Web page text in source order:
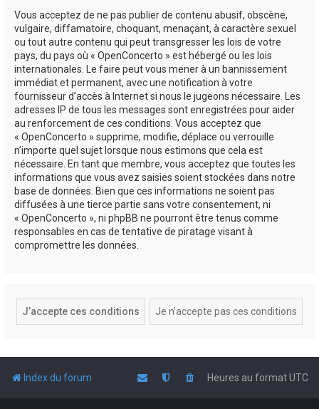
Vous acceptez de ne pas publier de contenu abusif, obscène,
vulgaire, diffamatoire, choquant, menaçant, à caractère sexuel
ou tout autre contenu qui peut transgresser les lois de votre
pays, du pays où « OpenConcerto » est hébergé ou les lois
internationales. Le faire peut vous mener à un bannissement
immédiat et permanent, avec une notification à votre
fournisseur d’accès à Internet si nous le jugeons nécessaire. Les
adresses IP de tous les messages sont enregistrées pour aider
au renforcement de ces conditions. Vous acceptez que
« OpenConcerto » supprime, modifie, déplace ou verrouille
n’importe quel sujet lorsque nous estimons que cela est
nécessaire. En tant que membre, vous acceptez que toutes les
informations que vous avez saisies soient stockées dans notre
base de données. Bien que ces informations ne soient pas
diffusées à une tierce partie sans votre consentement, ni
« OpenConcerto », ni phpBB ne pourront être tenus comme
responsables en cas de tentative de piratage visant à
compromettre les données.
Index du forum Heures au formatUTC